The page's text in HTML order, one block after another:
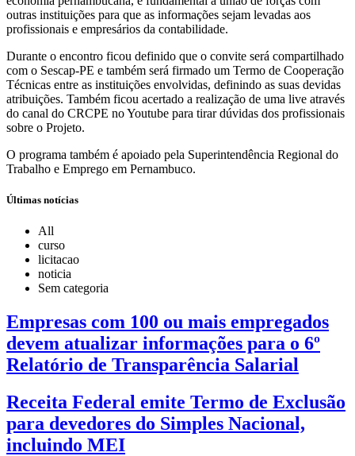
outras instituições para que as informações sejam levadas aos
profissionais e empresários da contabilidade.
Durante o encontro ficou definido que o convite será compartilhado
com o Sescap-PE e também será firmado um Termo de Cooperação
Técnicas entre as instituições envolvidas, definindo as suas devidas
atribuições. Também ficou acertado a realização de uma live através
do canal do CRCPE no Youtube para tirar dúvidas dos profissionais
sobre o Projeto.
O programa também é apoiado pela Superintendência Regional do
Trabalho e Emprego em Pernambuco.
Últimas notícias
All
curso
licitacao
noticia
Sem categoria
Empresas com 100 ou mais empregados
devem atualizar informações para o 6º
Relatório de Transparência Salarial
Receita Federal emite Termo de Exclusão
para devedores do Simples Nacional,
incluindo MEI